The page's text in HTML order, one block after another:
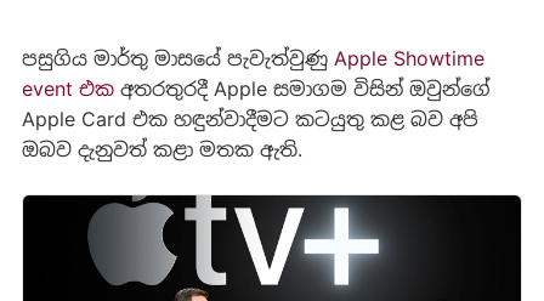
පසුගිය මාර්තු මාසයේ පැවැත්වුණු Apple Showtime
event එකඅතරතුරදී Apple සමාගම විසින් ඔවුන්ගේ
Apple Card එක හඳුන්වාදීමට කටයුතු කළ බව අපි
ඔබව දැනුවත් කළා මතක ඇති.